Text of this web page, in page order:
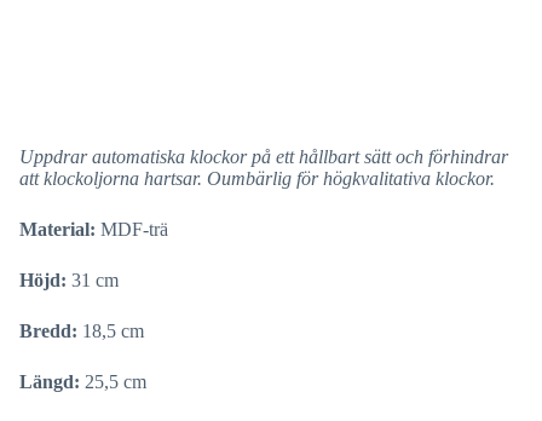
Uppdrar automatiska klockor på ett hållbart sätt och förhindrar
att klockoljorna hartsar. Oumbärlig för högkvalitativa klockor.
Material: MDF-trä
Höjd: 31 cm
Bredd: 18,5 cm
Längd: 25,5 cm